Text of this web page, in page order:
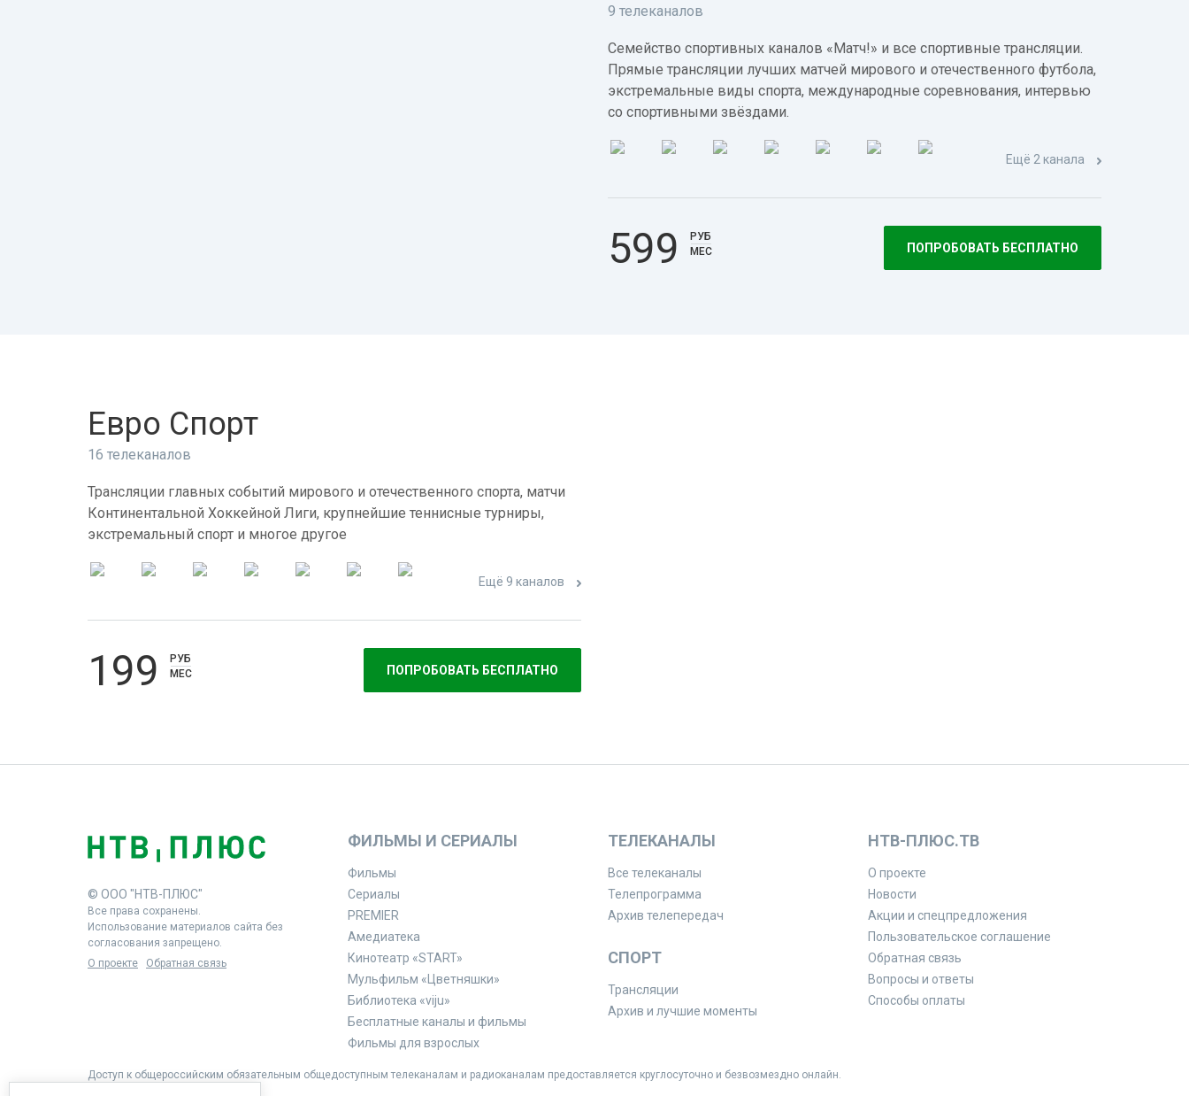
9 телеканалов
Семейство спортивных каналов «Матч!» и все спортивные трансляции.
Прямые трансляции лучших матчей мирового и отечественного футбола,
экстремальные виды спорта, международные соревнования, интервью
со спортивными звёздами.
Ещё 2 канала
599
РУБ
МЕС
ПОПРОБОВАТЬ БЕСПЛАТНО
Евро Спорт
16 телеканалов
Трансляции главных событий мирового и отечественного спорта, матчи
Континентальной Хоккейной Лиги, крупнейшие теннисные турниры,
экстремальный спорт и многое другое
Ещё 9 каналов
199
РУБ
МЕС
ПОПРОБОВАТЬ БЕСПЛАТНО
© ООО "НТВ-ПЛЮС"
Все права сохранены.
Использование материалов сайта без
согласования запрещено.
О проекте
Обратная связь
ФИЛЬМЫ И СЕРИАЛЫ
Фильмы
Сериалы
PREMIER
Амедиатека
Кинотеатр «START»
Мульфильм «Цветняшки»
Библиотека «viju»
Бесплатные каналы и фильмы
Фильмы для взрослых
ТЕЛЕКАНАЛЫ
Все телеканалы
Телепрограмма
Архив телепередач
СПОРТ
Трансляции
Архив и лучшие моменты
НТВ-ПЛЮС.ТВ
О проекте
Новости
Акции и спецпредложения
Пользовательское соглашение
Обратная связь
Вопросы и ответы
Способы оплаты
Доступ к общероссийским обязательным общедоступным телеканалам и радиоканалам предоставляется круглосуточно и безвозмездно онлайн.